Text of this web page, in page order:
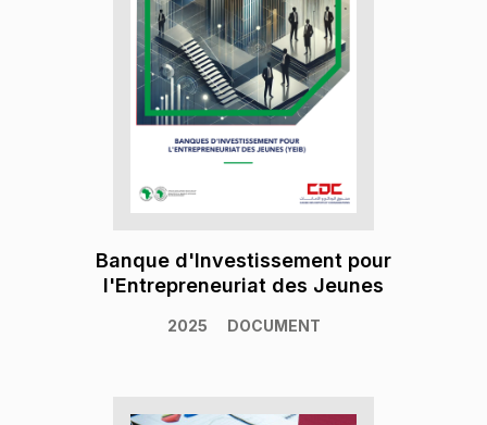
Banque d'Investissement pour
l'Entrepreneuriat des Jeunes
2025 DOCUMENT